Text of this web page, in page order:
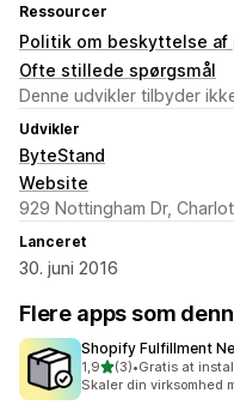
Ressourcer
Politik om beskyttelse af
Ofte stillede spørgsmål
Denne udvikler tilbyder
Udvikler
ByteStand
Website
929 Nottingham Dr,
Lanceret
30. juni 2016
Flere apps som
Shopify Fulfillment
1,9ud af 5 stjerner
(3)
3 anmeldelser i alt
•Gratis at
Skaler din virksomhed